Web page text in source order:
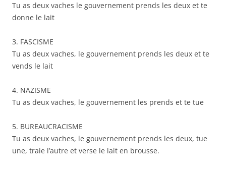
Tu as deux vaches le gouvernement prends les deux et te
donne le lait
3. FASCISME
Tu as deux vaches, le gouvernement prends les deux et te
vends le lait
4. NAZISME
Tu as deux vaches, le gouvernement les prends et te tue
5. BUREAUCRACISME
Tu as deux vaches, le gouvernement prends les deux, tue
une, traie l’autre et verse le lait en brousse.